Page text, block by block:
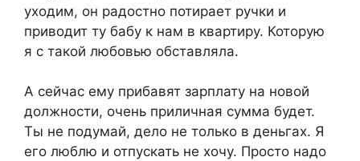
уходим, он радостно потирает ручки и
приводит ту бабу к нам в квартиру. Которую
я с такой любовью обставляла.
А сейчас ему прибавят зарплату на новой
должности, очень приличная сумма будет.
Ты не подумай, дело не только в деньгах. Я
его люблю и отпускать не хочу. Просто надо